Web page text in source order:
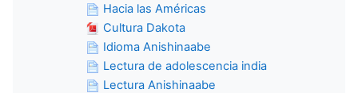
Hacia las Américas
Cultura Dakota
Idioma Anishinaabe
Lectura de adolescencia india
Lectura Anishinaabe